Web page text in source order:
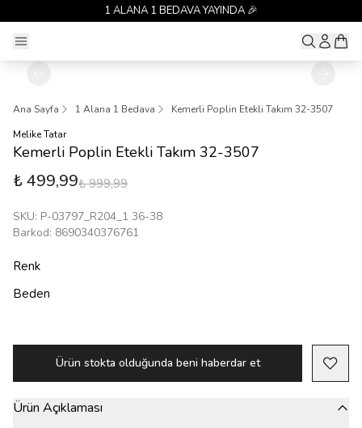
1 ALANA 1 BEDAVA YAYINDA 🎉
Ana Sayfa 1 Alana 1 Bedava
Kemerli Poplin Etekli Takım 32-3507
Melike Tatar
Kemerli Poplin Etekli Takım 32-3507
₺ 499,99₺ 999,99
SKU: P-03797_R204_1 36-38
Barkod: 8690340376761
Renk
Beden
Ürün stokta olduğunda beni haberdar et
Ürün Açıklaması